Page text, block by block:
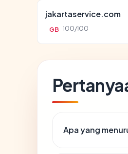
jakartaservice.com
GB 100/100
Apa yang